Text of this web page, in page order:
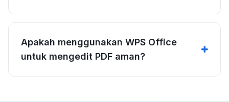
Apakah menggunakan WPS Office
untuk mengedit PDF aman?